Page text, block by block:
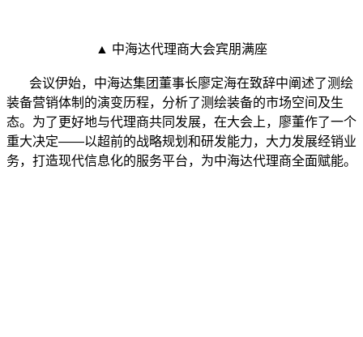
▲ 中海达代理商大会宾朋满座
会议伊始，中海达集团董事长廖定海在致辞中阐述了测绘
装备营销体制的演变历程，分析了测绘装备的市场空间及生
态。为了更好地与代理商共同发展，在大会上，廖董作了一个
重大决定——以超前的战略规划和研发能力，大力发展经销业
务，打造现代信息化的服务平台，为中海达代理商全面赋能。